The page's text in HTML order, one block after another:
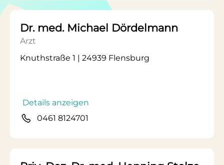
Dr. med. Michael Dördelmann
Arzt
Knuthstraße 1 | 24939 Flensburg
Details anzeigen
0461 8124701